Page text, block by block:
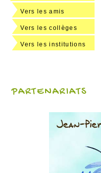
Vers les amis
Vers les collèges
Vers les institutions
PARTENARIATS